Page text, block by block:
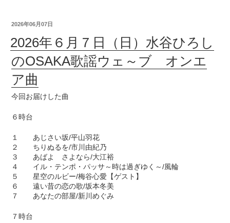
2026年06月07日
2026年６月７日（日）水谷ひろし
のOSAKA歌謡ウェ～ブ オンエ
ア曲
今回お届けした曲
６時台
１ あじさい坂/平山羽花
２ ちりぬるを/市川由紀乃
３ あばよ さよなら/大江裕
４ イル・テンポ・パッサ～時は過ぎゆく～/風輪
５ 星空のルビー/梅谷心愛【ゲスト】
６ 遠い昔の恋の歌/坂本冬美
７ あなたの部屋/新川めぐみ
７時台